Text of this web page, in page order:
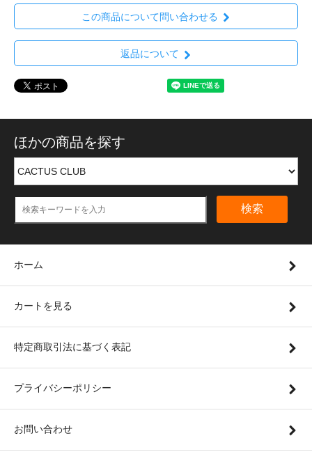
この商品について問い合わせる
返品について
ほかの商品を探す
検索
ホーム
カートを見る
特定商取引法に基づく表記
プライバシーポリシー
お問い合わせ